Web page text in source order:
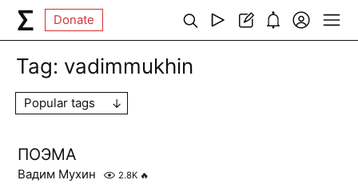
Donate
Tag: vadimmukhin
Popular tags
ПОЭМА
Вадим Мухин 2.8K 🔥